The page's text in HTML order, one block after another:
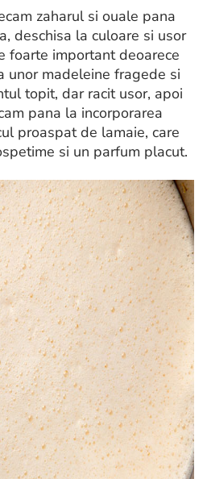
zaharul si ouale pana
deschisa la culoare si usor
foarte important deoarece
unor madeleine fragede si
topit, dar racit usor, apoi
pana la incorporarea
proaspat de lamaie, care
si un parfum placut.